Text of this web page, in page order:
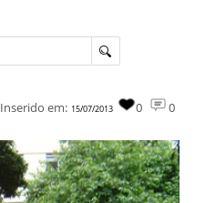
0
0
Inserido em: 15/07/2013